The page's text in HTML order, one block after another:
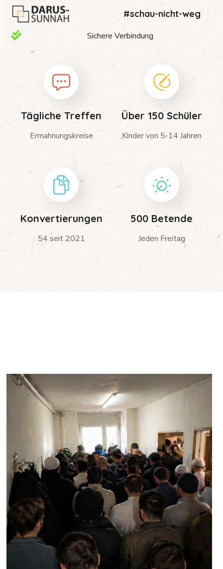
#schau-nicht-weg
Sichere Verbindung
Tägliche Treffen
Ermahnungskreise
Über 150 Schüler
Kinder von 5-14 Jahren
Konvertierungen
54 seit 2021
500 Betende
Jeden Freitag